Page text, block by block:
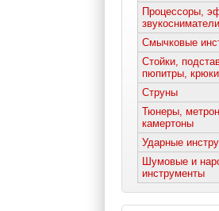
Процессоры,
звукосниматели
Смычковые
Стойки,
пюпитры, крюки
Струны
Тюнеры,
камертоны
Ударные
Шумовые и
инструменты